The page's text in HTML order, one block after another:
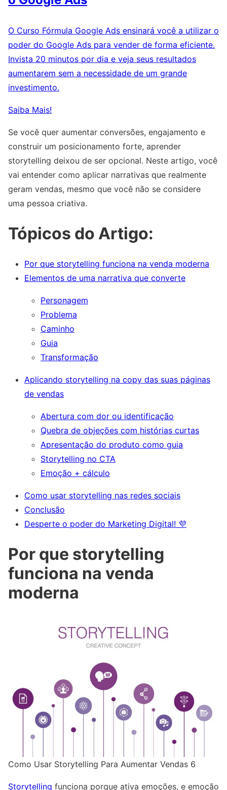
O Curso Fórmula Google Ads ensinará você a utilizar o
poder do Google Ads para vender de forma eficiente.
Invista 20 minutos por dia e veja seus resultados
aumentarem sem a necessidade de um grande
investimento.
Saiba Mais!
Se você quer aumentar conversões, engajamento e
construir um posicionamento forte, aprender
storytelling deixou de ser opcional. Neste artigo, você
vai entender como aplicar narrativas que realmente
geram vendas, mesmo que você não se considere
uma pessoa criativa.
Tópicos do Artigo:
Por que storytelling funciona na venda moderna
Elementos de uma narrativa que converte
Personagem
Problema
Caminho
Guia
Transformação
Aplicando storytelling na copy das suas páginas
de vendas
Abertura com dor ou identificação
Quebra de objeções com histórias curtas
Apresentação do produto como guia
Storytelling no CTA
Emoção + cálculo
Como usar storytelling nas redes sociais
Conclusão
Desperte o poder do Marketing Digital! 💜
Por que storytelling
funciona na venda
moderna
Como Usar Storytelling Para Aumentar Vendas 6
Storytelling funciona porque ativa emoções, e emoção